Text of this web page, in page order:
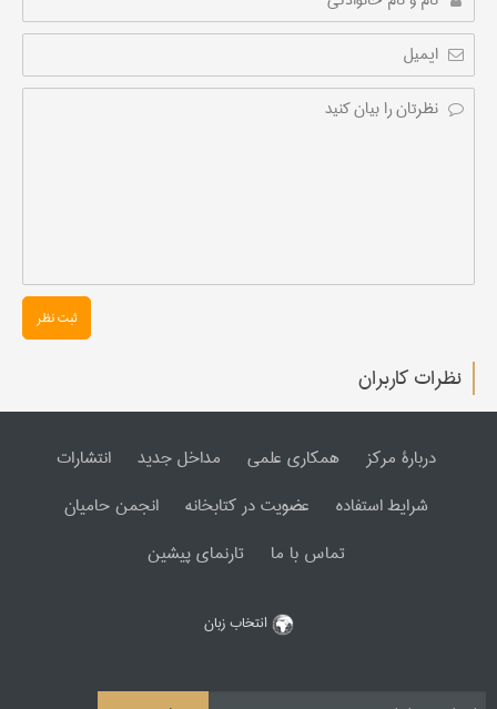
ثبت نظر
نظرات کاربران
دربارۀ مرکز همکاری علمی مداخل جدید
انتشارات
شرایط استفاده
عضویت در کتابخانه
انجمن حامیان
تماس با ما
تارنمای پیشین
انتخاب زبان